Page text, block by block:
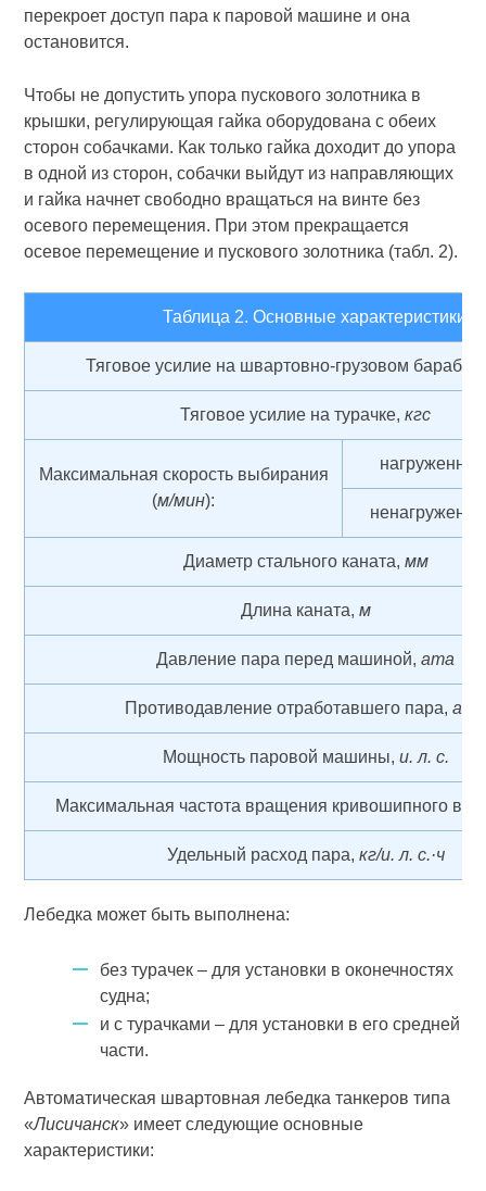
перекроет доступ пара к паровой машине и она
остановится.
Чтобы не допустить упора пускового золотника в
крышки, регулирующая гайка оборудована с обеих
сторон собачками. Как только гайка доходит до упора
в одной из сторон, собачки выйдут из направляющих
и гайка начнет свободно вращаться на винте без
осевого перемещения. При этом прекращается
осевое перемещение и пускового золотника (табл. 2).
Таблица 2. Основные характеристики
Тяговое усилие на швартовно-грузовом
Тяговое усилие на турачке,кгс
Максимальная скорость выбирания
(м/мин):
Диаметр стального каната, мм
Длина каната, м
Давление пара перед машиной,ата
Противодавление отработавшего пара,ата
Мощность паровой машины, и. л. с.
Максимальная частота вращения кривошипного
Удельный расход пара, кг/и. л. с.·ч
Лебедка может быть выполнена:
без турачек – для установки в оконечностях
судна;
и с турачками – для установки в его средней
части.
Автоматическая швартовная лебедка танкеров типа
«Лисичанск» имеет следующие основные
характеристики: